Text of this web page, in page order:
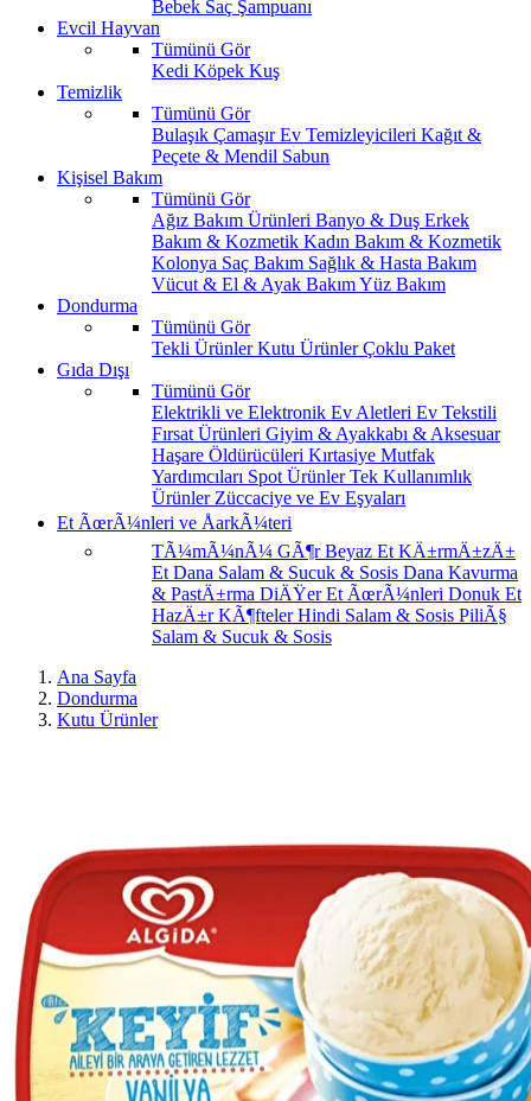
Bebek Saç Şampuanı
Evcil Hayvan
Tümünü Gör
Kedi Köpek Kuş
Temizlik
Tümünü Gör
Bulaşık ÇamaşırEv Temizleyicileri Kağıt &
Peçete & Mendil Sabun
Kişisel Bakım
Tümünü Gör
Ağız Bakım Ürünleri Banyo & Duş Erkek
Bakım & Kozmetik Kadın Bakım & Kozmetik
Kolonya Saç Bakım Sağlık & Hasta Bakım
Vücut & El & Ayak BakımYüz Bakım
Dondurma
Tümünü Gör
Tekli ÜrünlerKutu ÜrünlerÇoklu Paket
Gıda Dışı
Tümünü Gör
Elektrikli ve Elektronik Ev Aletleri Ev Tekstili
Fırsat Ürünleri Giyim & Ayakkabı & Aksesuar
Haşare Öldürücüleri Kırtasiye Mutfak
Yardımcıları Spot ÜrünlerTek Kullanımlık
Ürünler Züccaciye ve Ev Eşyaları
Et ÃœrÃ¼nleri ve ÅarkÃ¼teri
TÃ¼mÃ¼nÃ¼ GÃ¶rBeyaz Et KÄ±rmÄ±zÄ±
Et Dana Salam & Sucuk & Sosis Dana Kavurma
& PastÄ±rma DiÄŸer Et ÃœrÃ¼nleri Donuk Et
HazÄ±r KÃ¶ftelerHindi Salam & Sosis PiliÃ§
Salam & Sucuk & Sosis
Ana Sayfa
Dondurma
Kutu Ürünler